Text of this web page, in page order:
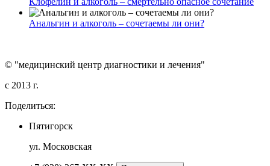
Анальгин и алкоголь – сочетаемы ли они?
© "медицинский центр диагностики и лечения"
c 2013 г.
Поделиться:
Пятигорск
ул. Московская